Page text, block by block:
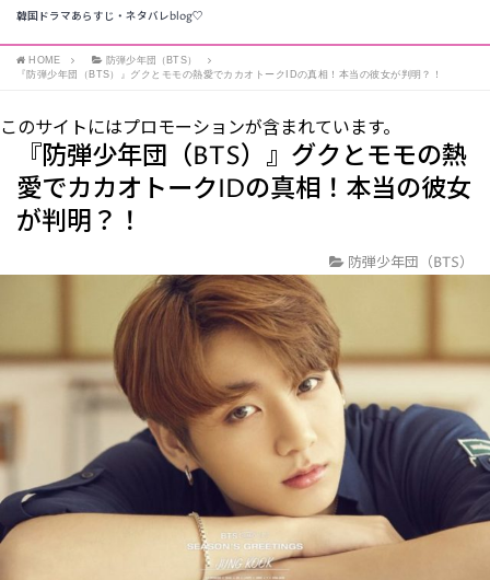
韓国ドラマあらすじ・ネタバレblog♡
HOME
防弾少年団（BTS）
『防弾少年団（BTS）』グクとモモの熱愛でカカオトークIDの真相！本当の彼女が判明？！
このサイトにはプロモーションが含まれています。
『防弾少年団（BTS）』グクとモモの熱
愛でカカオトークIDの真相！本当の彼女
が判明？！
防弾少年団（BTS）